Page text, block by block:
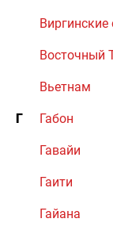
Виргинские
Восточный
Вьетнам
Г Габон
Гавайи
Гаити
Гайана